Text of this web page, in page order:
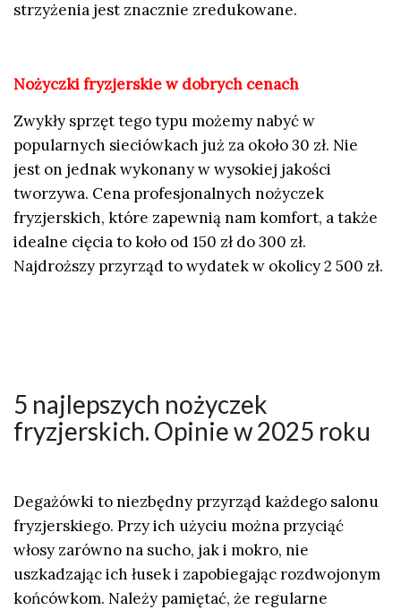
strzyżenia jest znacznie zredukowane.
Nożyczki fryzjerskie w dobrych cenach
Zwykły sprzęt tego typu możemy nabyć w
popularnych sieciówkach już za około 30 zł. Nie
jest on jednak wykonany w wysokiej jakości
tworzywa. Cena profesjonalnych nożyczek
fryzjerskich, które zapewnią nam komfort, a także
idealne cięcia to koło od 150 zł do 300 zł.
Najdroższy przyrząd to wydatek w okolicy 2 500 zł.
5 najlepszych nożyczek
fryzjerskich. Opinie w 2025 roku
Degażówki to niezbędny przyrząd każdego salonu
fryzjerskiego. Przy ich użyciu można przyciąć
włosy zarówno na sucho, jak i mokro, nie
uszkadzając ich łusek i zapobiegając rozdwojonym
końcówkom. Należy pamiętać, że regularne